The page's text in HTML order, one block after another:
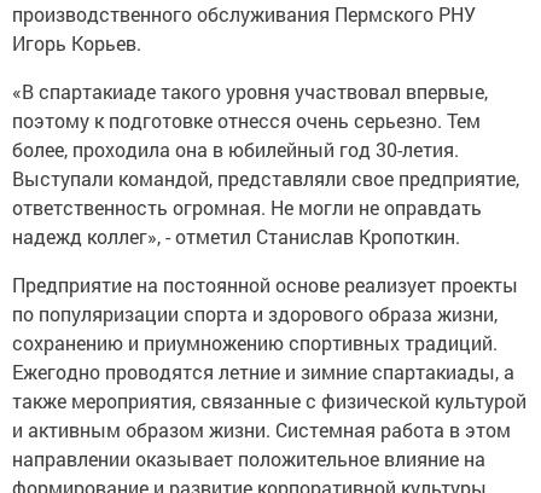
производственного обслуживания Пермского РНУ
Игорь Корьев.
«В спартакиаде такого уровня участвовал впервые,
поэтому к подготовке отнесся очень серьезно. Тем
более, проходила она в юбилейный год 30-летия.
Выступали командой, представляли свое предприятие,
ответственность огромная. Не могли не оправдать
надежд коллег», - отметил Станислав Кропоткин.
Предприятие на постоянной основе реализует проекты
по популяризации спорта и здорового образа жизни,
сохранению и приумножению спортивных традиций.
Ежегодно проводятся летние и зимние спартакиады, а
также мероприятия, связанные с физической культурой
и активным образом жизни. Системная работа в этом
направлении оказывает положительное влияние на
формирование и развитие корпоративной культуры,